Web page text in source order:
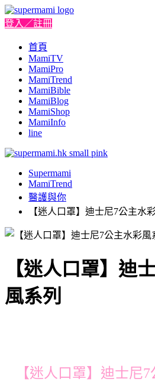
登入／註冊
首頁
MamiTV
MamiPro
MamiTrend
MamiBible
MamiBlog
MamiShop
MamiInfo
line
Supermami
MamiTrend
醫護與你
【迷人口罩】迪士尼7公主水
【迷人口罩】迪
風系列
【迷人口罩】迪士尼